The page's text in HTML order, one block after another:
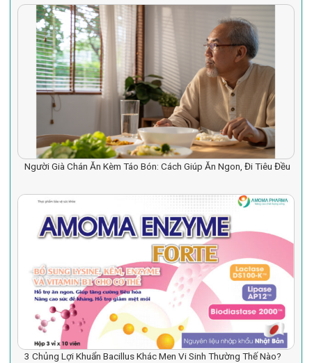
Người Già Chán Ăn Kèm Táo Bón: Cách Giúp Ăn Ngon, Đi Tiêu Đều
3 Chủng Lợi Khuẩn Bacillus Khác Men Vi Sinh Thường Thế Nào?